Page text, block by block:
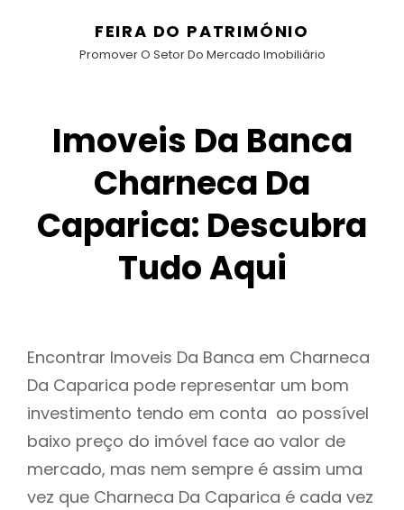
FEIRA DO PATRIMÓNIO
Promover O Setor Do Mercado Imobiliário
Imoveis Da Banca
Charneca Da
Caparica: Descubra
Tudo Aqui
Encontrar Imoveis Da Banca em Charneca
Da Caparica pode representar um bom
investimento tendo em conta ao possível
baixo preço do imóvel face ao valor de
mercado, mas nem sempre é assim uma
vez que Charneca Da Caparica é cada vez